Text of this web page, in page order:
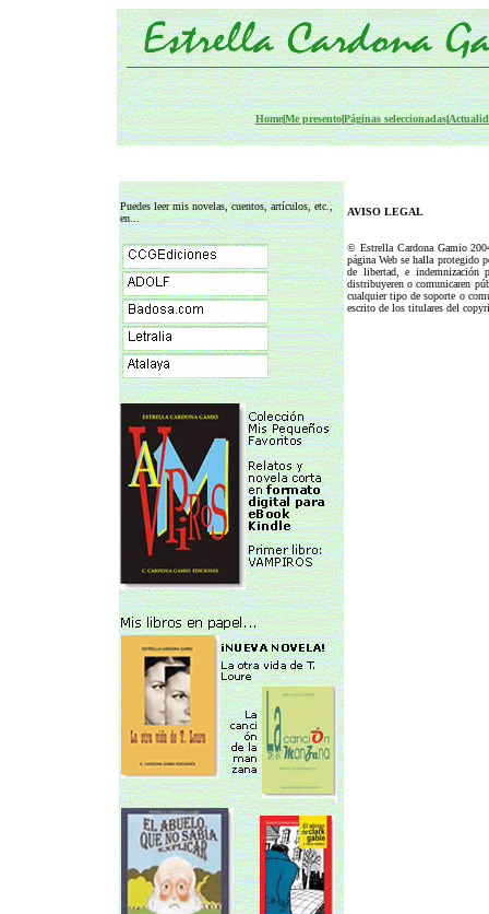
Home|Me presento|Páginas seleccionadas|
Puedes leer mis novelas, cuentos, artículos, etc.,
en...
AVISO LEGAL
© Estrella Cardona Gamio
página Web se halla protegido
de libertad, e indemnización
distribuyeren o comunicaren
cualquier tipo de soporte o
escrito de los titulares del